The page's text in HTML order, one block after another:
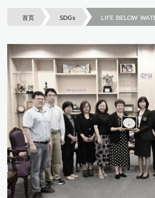
首页 SDGs LIFE BELOW